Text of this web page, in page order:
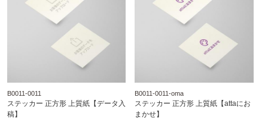
B0011-0011
ステッカー 正方形 上質紙【データ入
稿】
B0011-0011-oma
ステッカー 正方形 上質紙【attaにお
まかせ】